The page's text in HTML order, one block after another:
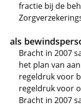
fractie bij de
als
Bracht in 2007
het plan van
regeldruk voor
regeldruk voor
Bracht in 2007